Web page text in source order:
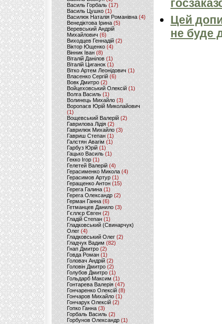
Василь Горбаль (17)
Василь Цушко (1)
Василюк Наталія Романівна (4)
Венедіктова Ірина(5)
Веревський Андрій
Михайлович (6)
Виходцев Геннадій (2)
Віктор Ющенко (4)
Вінник Іван (8)
Віталій Данілов (1)
Віталій Циганок (1)
Вітко Артем Леонідович(1)
Власенко Сергій (6)
Вовк Дмитро(2)
Войцеховський Олексій(1)
Волга Василь (1)
Волинець Михайло (3)
Воропаєв Юрій Миколайович
(1)
Вощевський Валерій(2)
Гаврилова Лідія (2)
Гаврилюк Михайло (3)
Гавриш Степан (1)
Галстян Авагім (1)
Гарбуз Юрій (1)
Гацько Василь (1)
Гекко Ігор(1)
Гелетей Валерій (4)
Герасименко Микола (4)
Герасимов Артур (1)
Геращенко Антон(15)
Герега Галина (1)
Герега Олександр (2)
Герман Ганна (6)
Гетманцев Данило (3)
Гєллєр Євген (2)
Гладій Степан(1)
Гладковський (Свинарчук)
Олег (4)
Гладковський Олег (2)
Гладчук Вадим (82)
Гнап Дмитро (2)
Говда Роман(1)
Головач Андрій (2)
Головін Дмитро (2)
Голубов Дмитро (1)
Гольдарб Максим(1)
Гонтарева Валерія (47)
Гончаренко Олексій(8)
Гончаров Михайло (1)
Гончарук Олексій (2)
Гопко Ганна (3)
Горбаль Василь (2)
Горбунов Олександр (1)
Цей
не буде